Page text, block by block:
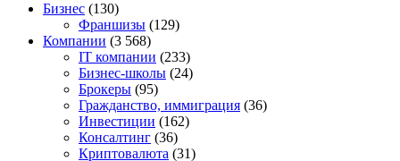
Бизнес (130)
Франшизы (129)
Компании (3 568)
IT компании (233)
Бизнес-школы (24)
Брокеры (95)
Гражданство, иммиграция (36)
Инвестиции (162)
Консалтинг (36)
Криптовалюта (31)